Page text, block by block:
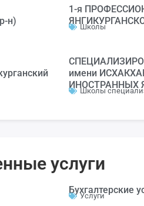
н)
1-я
Школы
имени
ИНОСТРАННЫХ
Школы
услуги
Бухгалтерские
Услуги